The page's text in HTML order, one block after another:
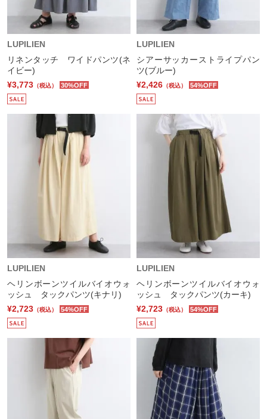
LUPILIEN
リネンタッチ ワイドパンツ(ネ
イビー)
¥3,773 （税込） 30%OFF
LUPILIEN
シアーサッカーストライプパン
ツ(ブルー)
¥2,426 （税込） 54%OFF
LUPILIEN
ヘリンボーンツイルバイオウォ
ッシュ タックパンツ(キナリ)
¥2,723 （税込） 54%OFF
LUPILIEN
ヘリンボーンツイルバイオウォ
ッシュ タックパンツ(カーキ)
¥2,723 （税込） 54%OFF